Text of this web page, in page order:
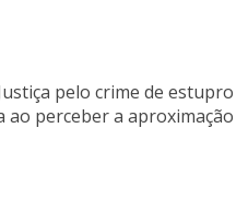
pelo crime de estupro
perceber a aproximação